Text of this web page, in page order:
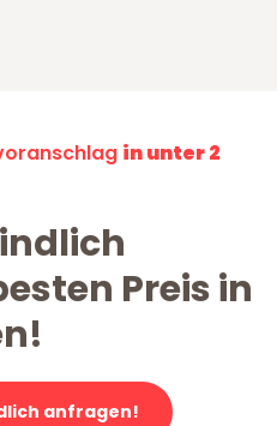
in unter 2
Preis in
anfragen!